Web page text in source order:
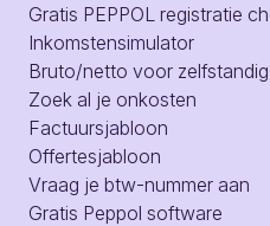
Gratis PEPPOL registratie
Inkomstensimulator
Bruto/netto voor
Zoek al je onkosten
Factuursjabloon
Offertesjabloon
Vraag je btw-nummer aan
Gratis Peppol software